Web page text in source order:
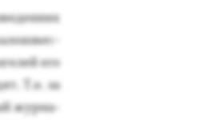
его
Т.е. за
жур­на­